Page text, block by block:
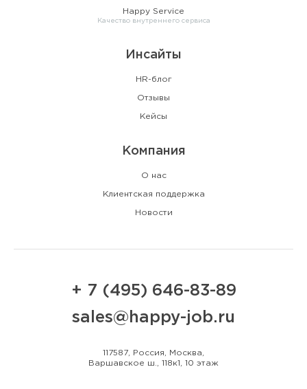
Happy Service
Качество внутреннего сервиса
Инсайты
HR-блог
Отзывы
Кейсы
Компания
О нас
Клиентская поддержка
Новости
+ 7 (495) 646-83-89
sales@happy-job.ru
117587, Россия, Москва,
Варшавское ш., 118к1, 10 этаж